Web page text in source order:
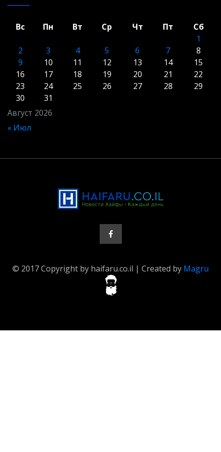
Август 2026
Вс Пн Вт Ср Чт Пт
Сб
1
2
3 4 5 6 7
8
9
10 11 12 13 14
15
16
17 18 19 20 21
22
23
24 25 26 27 28
29
30
31
« Июл
© 2017 Copyright by haifaru.co.il | Created by Magru